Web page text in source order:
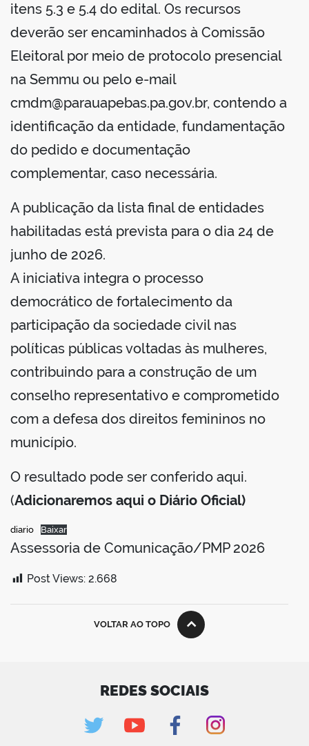
itens 5.3 e 5.4 do edital. Os recursos
deverão ser encaminhados à Comissão
Eleitoral por meio de protocolo presencial
na Semmu ou pelo e-mail
cmdm@parauapebas.pa.gov.br, contendo a
identificação da entidade, fundamentação
do pedido e documentação
complementar, caso necessária.
A publicação da lista final de entidades
habilitadas está prevista para o dia 24 de
junho de 2026.
A iniciativa integra o processo
democrático de fortalecimento da
participação da sociedade civil nas
políticas públicas voltadas às mulheres,
contribuindo para a construção de um
conselho representativo e comprometido
com a defesa dos direitos femininos no
município.
O resultado pode ser conferido aqui.
(Adicionaremos aqui o Diário Oficial)
diario Baixar
Assessoria de Comunicação/PMP 2026
Post Views: 2.668
VOLTAR AO TOPO
REDES SOCIAIS